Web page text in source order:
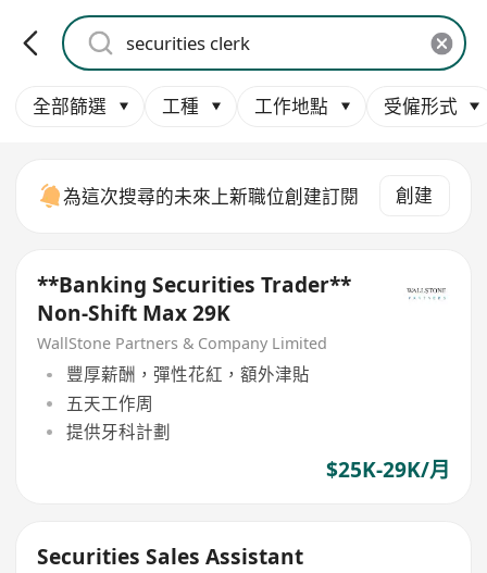
全部篩選 工種 工作地點 受僱形式
為這次搜尋的未來上新職位創建訂閱 創建
**Banking Securities Trader**
Non-Shift Max 29K
WallStone Partners & Company Limited
豐厚薪酬，彈性花紅，額外津貼
五天工作周
提供牙科計劃
$25K-29K/月
Securities Sales Assistant